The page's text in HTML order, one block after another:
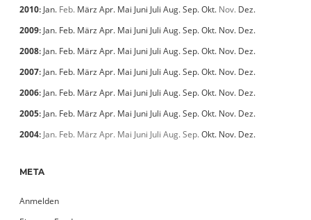
2010: Jan. Feb. März Apr. Mai Juni Juli Aug.Sep.Okt. Nov. Dez.
2009: Jan. Feb. März Apr. Mai Juni Juli Aug.Sep.Okt. Nov. Dez.
2008: Jan. Feb. März Apr. Mai Juni Juli Aug.Sep.Okt. Nov. Dez.
2007: Jan. Feb. März Apr. Mai Juni Juli Aug.Sep.Okt. Nov. Dez.
2006: Jan. Feb. März Apr. Mai Juni Juli Aug.Sep.Okt. Nov. Dez.
2005: Jan. Feb. März Apr. Mai Juni Juli Aug.Sep.Okt. Nov. Dez.
2004: Jan. Feb. März Apr. Mai Juni Juli Aug.Sep.Okt. Nov. Dez.
META
Anmelden